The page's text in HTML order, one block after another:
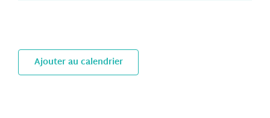
Ajouter au calendrier